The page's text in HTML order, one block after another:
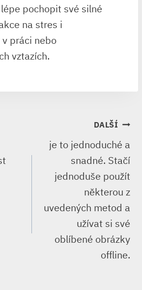
pochopit své silné
na stres i
práci nebo
vztazích.
DALŠÍ
je to jednoduché a
snadné. Stačí
jednoduše použít
některou z
uvedených metod a
užívat si své
oblíbené obrázky
offline.